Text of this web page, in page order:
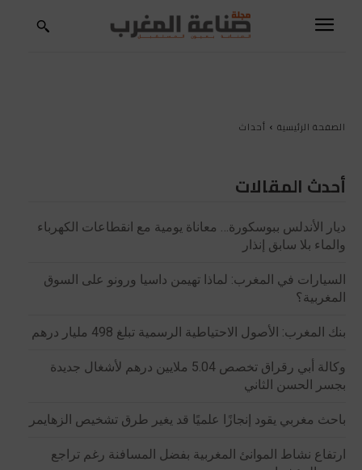
الصفحة الرئيسية أحداث
أحدث المقالات
ديار الأندلس ببوسكورة… معاناة يومية مع انقطاعات الكهرباء
والماء بلا سابق إنذار
السيارات في المغرب: لماذا تهيمن داسيا ورونو على السوق
المغربية؟
بنك المغرب: الأصول الاحتياطية الرسمية تبلغ 498 مليار درهم
وكالة أبي رقراق تخصص 5.04 ملايين درهم لأشغال جديدة
بجسر الحسن الثاني
باحث مغربي يقود إنجازًا علميًا قد يغير طرق تشخيص الزهايمر
ارتفاع نشاط الموانئ المغربية بفضل المسافنة رغم تراجع